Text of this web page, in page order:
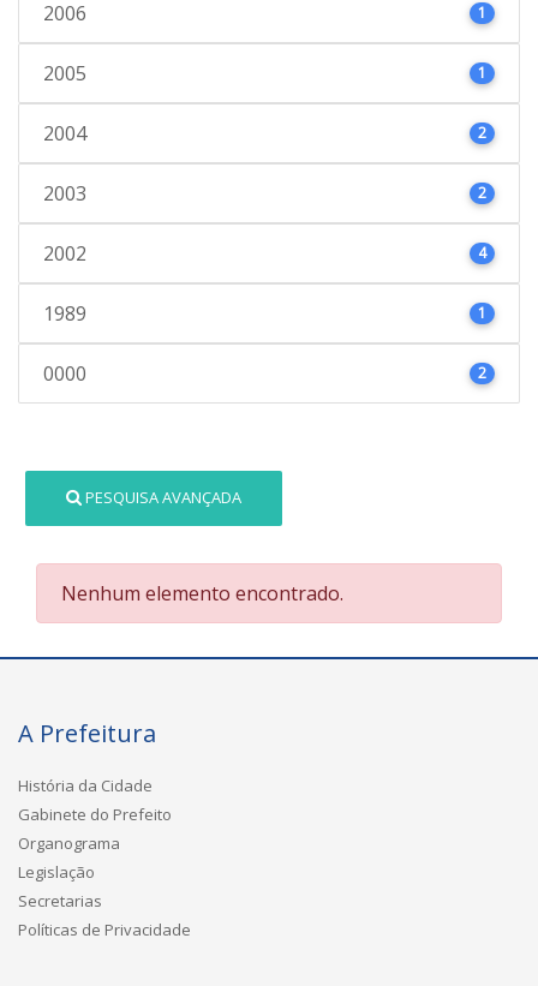
2006 1
2005 1
2004 2
2003 2
2002 4
1989 1
0000 2
PESQUISA AVANÇADA
Nenhum elemento encontrado.
A Prefeitura
História da Cidade
Gabinete do Prefeito
Organograma
Legislação
Secretarias
Políticas de Privacidade